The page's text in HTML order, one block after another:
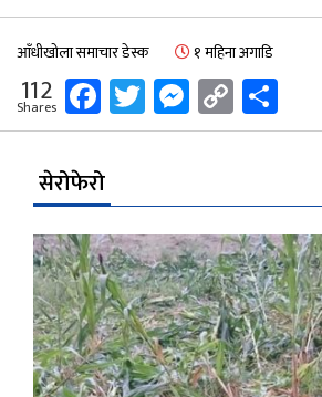
आँधीखोला समाचार डेस्क १ महिना अगाडि
112
Shares Facebook
Twitter
Messenger
Copy
Link
सेरोफेरो